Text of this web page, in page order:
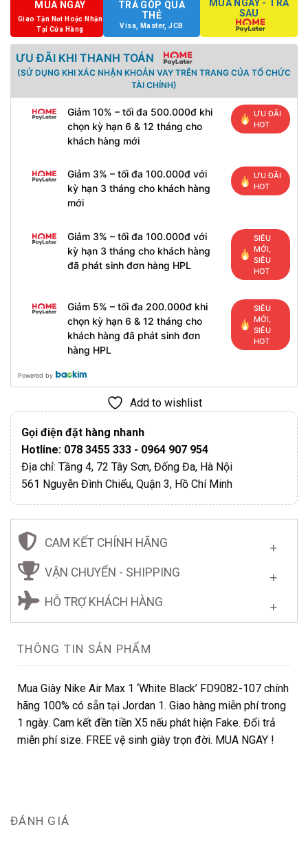
MUA NGAY
Giao Tận Nơi Hoặc Nhận
Tại Cửa Hàng
TRẢ GÓP QUA
THẺ
Visa, Master, JCB
MUA NGAY - TRẢ
SAU
ƯU ĐÃI KHI THANH TOÁN
(SỬ DỤNG KHI XÁC NHẬN KHOẢN VAY TRÊN TRANG CỦA TỔ CHỨC
TÀI CHÍNH)
Giảm 10% – tối đa 500.000đ khi
chọn kỳ hạn 6 & 12 tháng cho
khách hàng mới
ƯU ĐÃI
HOT
Giảm 3% – tối đa 100.000đ với
kỳ hạn 3 tháng cho khách hàng
mới
ƯU ĐÃI
HOT
Giảm 3% – tối đa 100.000đ với
kỳ hạn 3 tháng cho khách hàng
đã phát sinh đơn hàng HPL
SIÊU
MỚI,
SIÊU
HOT
Giảm 5% – tối đa 200.000đ khi
chọn kỳ hạn 6 & 12 tháng cho
khách hàng đã phát sinh đơn
hàng HPL
SIÊU
MỚI,
SIÊU
HOT
Powered by
Add to wishlist
Gọi điện đặt hàng nhanh
Hotline: 078 3455 333 - 0964 907 954
Địa chỉ: Tầng 4, 72 Tây Sơn, Đống Đa, Hà Nội
561 Nguyễn Đình Chiểu, Quận 3, Hồ Chí Minh
CAM KẾT CHÍNH HÃNG
VẬN CHUYỂN - SHIPPING
HỖ TRỢ KHÁCH HÀNG
THÔNG TIN SẢN PHẨM
Mua Giày Nike Air Max 1 ‘White Black’ FD9082-107 chính
hãng 100% có sẵn tại Jordan 1. Giao hàng miễn phí trong
1 ngày. Cam kết đền tiền X5 nếu phát hiện Fake. Đổi trả
miễn phí size. FREE vệ sinh giày trọn đời. MUA NGAY !
ĐÁNH GIÁ